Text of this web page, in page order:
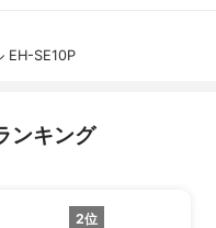
EH-SE10P
ンキング
2位